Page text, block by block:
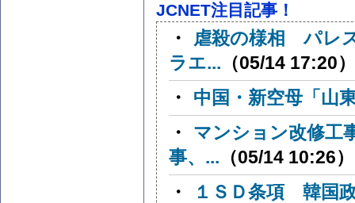
JCNET注目記事！
・
虐殺の様相 パレ
ラエ... （05/14 17:20）
・
中国・新空母「山
・
マンション改修
事、... （05/14 10:26）
・
１ＳＤ条項 韓国